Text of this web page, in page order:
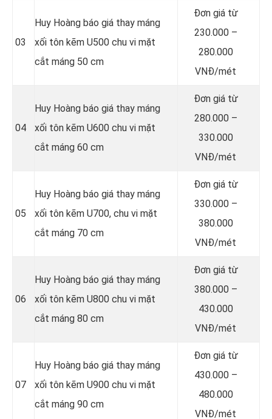
03
Huy Hoàng báo giá thay máng
xối tôn kẽm U500 chu vi mặt
cắt máng 50 cm
Đơn giá từ
230.000 –
280.000
VNĐ/mét
04
Huy Hoàng báo giá thay máng
xối tôn kẽm U600 chu vi mặt
cắt máng 60 cm
Đơn giá từ
280.000 –
330.000
VNĐ/mét
05
Huy Hoàng báo giá thay máng
xối tôn kẽm U700, chu vi mặt
cắt máng 70 cm
Đơn giá từ
330.000 –
380.000
VNĐ/mét
06
Huy Hoàng báo giá thay máng
xối tôn kẽm U800 chu vi mặt
cắt máng 80 cm
Đơn giá từ
380.000 –
430.000
VNĐ/mét
07
Huy Hoàng báo giá thay máng
xối tôn kẽm U900 chu vi mặt
cắt máng 90 cm
Đơn giá từ
430.000 –
480.000
VNĐ/mét